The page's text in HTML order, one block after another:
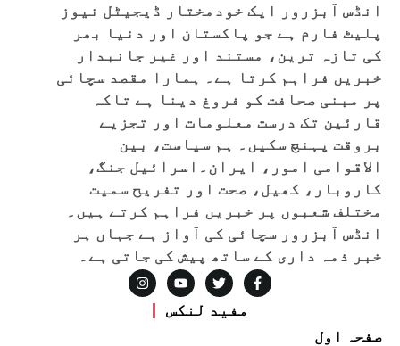
انڈس آبزرور ایک خودمختار ڈیجیٹل نیوز
پلیٹ فارم ہے جو پاکستان اور دنیا بھر
کی تازہ ترین، مستند اور غیر جانبدار
خبریں فراہم کرتا ہے۔ ہمارا مقصد سچائی
پر مبنی صحافت کو فروغ دینا ہے تاکہ
قارئین تک درست معلومات اور تجزیے
بروقت پہنچ سکیں۔ ہم سیاست، بین
الاقوامی امور، ایران۔اسرائیل جنگ،
کاروبار، کھیل، صحت اور تفریح سمیت
مختلف شعبوں پر خبریں فراہم کرتے ہیں۔
انڈس آبزرور سچائی کی آواز ہے جہاں ہر
خبر ذمہ داری کے ساتھ پیش کی جاتی ہے۔
مفید لنکس
صفحہ اول